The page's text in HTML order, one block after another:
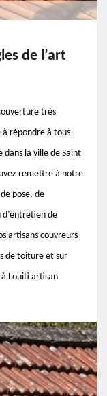
de l’art
très
répondre à tous
dans la ville de Saint
remettre à notre
pose, de
de
artisans couvreurs
de toiture et sur
Louiti artisan